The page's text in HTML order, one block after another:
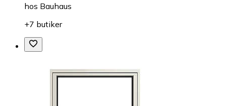
hos Bauhaus
+7 butiker